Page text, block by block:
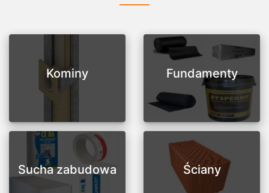
Kominy Fundamenty
Sucha zabudowa Ściany